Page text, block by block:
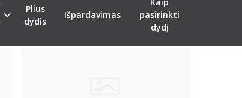
Plius
dydis
Išpardavimas
pasirinkti
dydį